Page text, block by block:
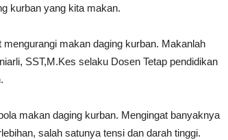
kurban yang kita makan.
makan daging kurban. Makanlah
SST,M.Kes selaku Dosen Tetap pendidikan
makan daging kurban. Mengingat banyaknya
salah satunya tensi dan darah tinggi.